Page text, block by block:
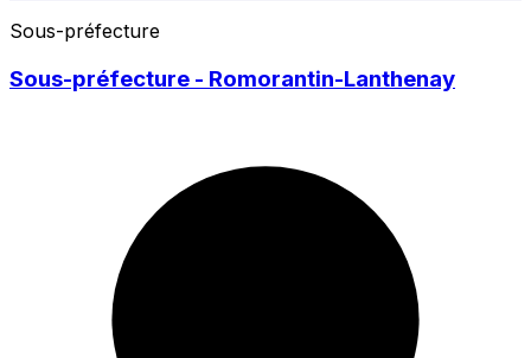
Sous-préfecture
Sous-préfecture - Romorantin-Lanthenay